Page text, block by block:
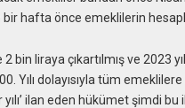
hafta önce emeklilerin
bin liraya çıkartılmış ve 2023
Yılı dolayısıyla tüm
yılı’ ilan eden hükümet şimdi